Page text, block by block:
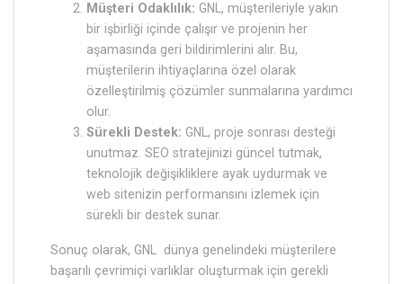
Müşteri Odaklılık: GNL, müşterileriyle yakın
bir işbirliği içinde çalışır ve projenin her
aşamasında geri bildirimlerini alır. Bu,
müşterilerin ihtiyaçlarına özel olarak
özelleştirilmiş çözümler sunmalarına yardımcı
olur.
Sürekli Destek: GNL, proje sonrası desteği
unutmaz. SEO stratejinizi güncel tutmak,
teknolojik değişikliklere ayak uydurmak ve
web sitenizin performansını izlemek için
sürekli bir destek sunar.
Sonuç olarak, GNL dünya genelindeki müşterilere
başarılı çevrimiçi varlıklar oluşturmak için gerekli